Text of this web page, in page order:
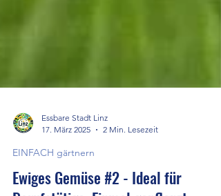
Essbare Stadt Linz
17. März 2025
2 Min. Lesezeit